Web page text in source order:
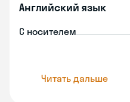
Английский язык
С носителем
Читать дальше